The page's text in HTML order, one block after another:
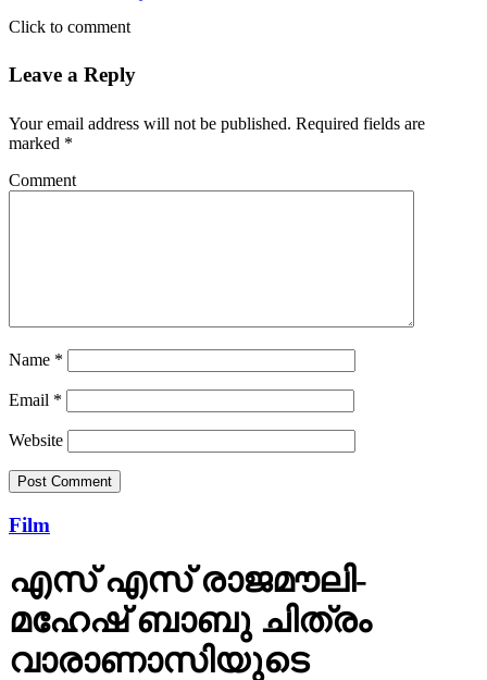
Click to comment
Leave a Reply
Your email address will not be published. Required fields are
marked *
Comment
Name *
Email *
Website
Film
എസ് എസ് രാജമൗലി-
മഹേഷ് ബാബു ചിത്രം
വാരാണാസിയുടെ